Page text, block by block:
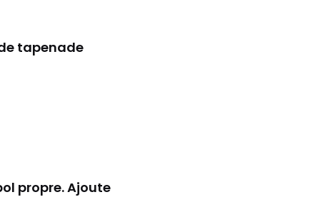
tapenade
propre. Ajoute